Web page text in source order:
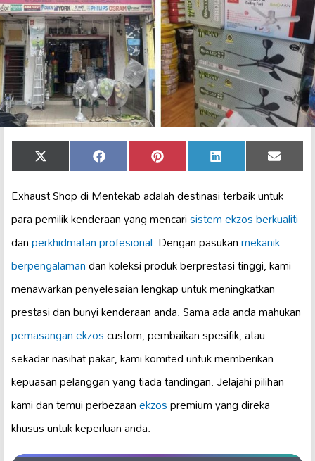
Share
on
X
(Twitter)
Share
on
Facebook Share
on
Pinterest Share
on
LinkedIn Share
on
Email
Exhaust Shop di Mentekab adalah destinasi terbaik untuk
para pemilik kenderaan yang mencarisistem ekzos berkualiti
danperkhidmatan profesional. Dengan pasukanmekanik
berpengalamandan koleksi produk berprestasi tinggi, kami
menawarkan penyelesaian lengkap untuk meningkatkan
prestasi dan bunyi kenderaan anda. Sama ada anda mahukan
pemasangan ekzoscustom, pembaikan spesifik, atau
sekadar nasihat pakar, kami komited untuk memberikan
kepuasan pelanggan yang tiada tandingan. Jelajahi pilihan
kami dan temui perbezaanekzospremium yang direka
khusus untuk keperluan anda.